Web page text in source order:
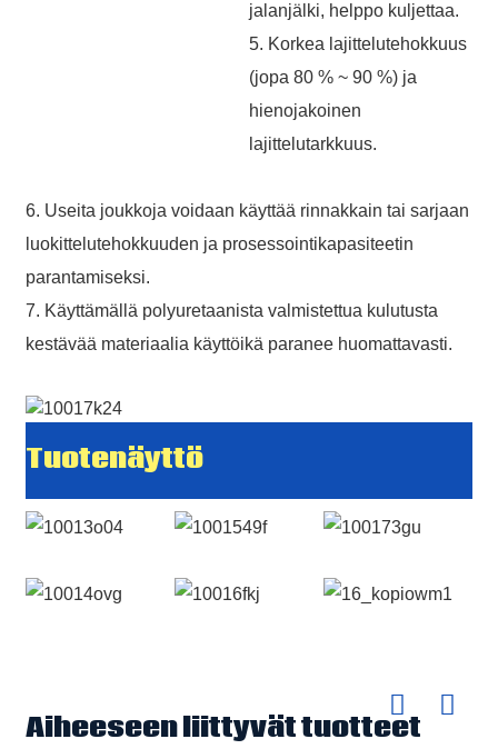
jalanjälki, helppo kuljettaa.
5. Korkea lajittelutehokkuus
(jopa 80 % ~ 90 %) ja
hienojakoinen
lajittelutarkkuus.
6. Useita joukkoja voidaan käyttää rinnakkain tai sarjaan
luokittelutehokkuuden ja prosessointikapasiteetin
parantamiseksi.
7. Käyttämällä polyuretaanista valmistettua kulutusta
kestävää materiaalia käyttöikä paranee huomattavasti.
Tuotenäyttö
Aiheeseen liittyvät tuotteet